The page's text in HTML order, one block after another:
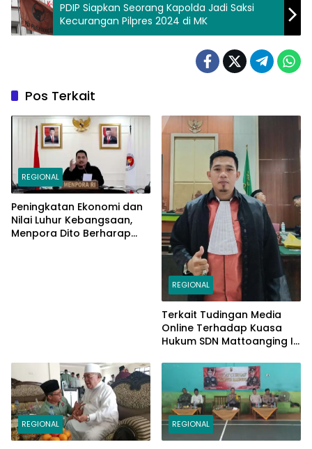
PDIP Siapkan Seorang Kapolda Jadi Saksi
Kecurangan Pilpres 2024 di MK
Pos Terkait
REGIONAL
Peningkatan Ekonomi dan
Nilai Luhur Kebangsaan,
Menpora Dito Berharap
REGIONAL
Terkait Tudingan Media
Online Terhadap Kuasa
Hukum SDN Mattoanging II
Mariso, Ini Penjelasannya
REGIONAL REGIONAL